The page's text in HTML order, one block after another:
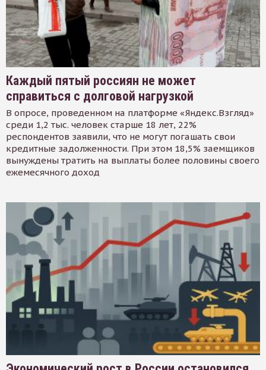
Каждый пятый россиян не может
справиться с долговой нагрузкой
В опросе, проведенном на платформе «Яндекс.Взгляд»
среди 1,2 тыс. человек старше 18 лет, 22%
респондентов заявили, что не могут погашать свои
кредитные задолженности. При этом 18,5% заемщиков
вынуждены тратить на выплаты более половины своего
ежемесячного доход